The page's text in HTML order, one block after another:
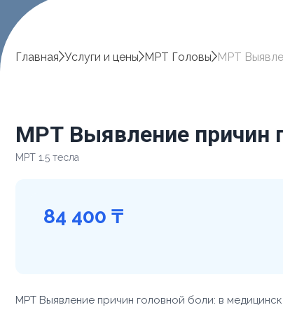
Главная Услуги и цены МРТ Головы МРТ
МРТ Выявление причин
МРТ 1.5 тесла
84 400 ₸
МРТ Выявление причин головной боли: в